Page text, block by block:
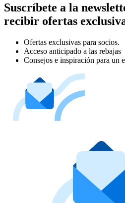
Suscríbete a la
recibir ofertas
Ofertas exclusivas para socios.
Acceso anticipado a las rebajas
Consejos e inspiración para un